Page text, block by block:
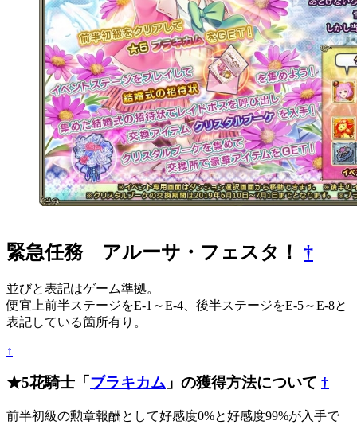
緊急任務 アルーサ・フェスタ！ †
並びと表記はゲーム準拠。
便宜上前半ステージをE-1～E-4、後半ステージをE-5～E-8と
表記している箇所有り。
↑
★5花騎士「 ブラキカム 」の獲得方法について †
前半初級の勲章報酬として好感度0%と好感度99%が入手で